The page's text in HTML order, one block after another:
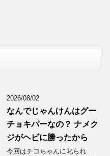
2026/08/02
なんでじゃんけんはグー
チョキパーなの？ ナメク
ジがヘビに勝ったから
今回はチコちゃんに叱られ